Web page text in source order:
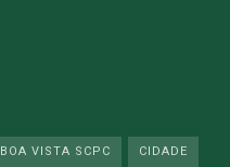
BOA VISTA SCPC CIDADE